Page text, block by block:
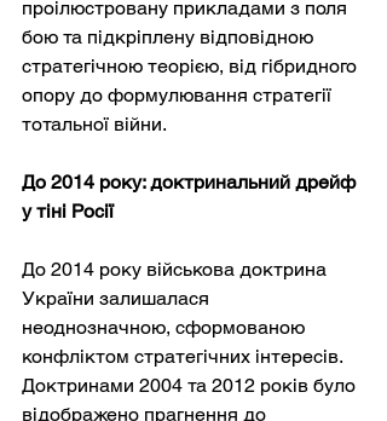
проілюстровану прикладами з поля
бою та підкріплену відповідною
стратегічною теорією, від гібридного
опору до формулювання стратегії
тотальної війни.
До 2014 року: доктринальний дрейф
у тіні Росії
До 2014 року військова доктрина
України залишалася
неоднозначною, сформованою
конфліктом стратегічних інтересів.
Доктринами 2004 та 2012 років було
відображено прагнення до